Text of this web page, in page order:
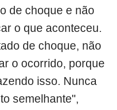
de choque e não
o que aconteceu.
de choque, não
o ocorrido, porque
isso. Nunca
semelhante",